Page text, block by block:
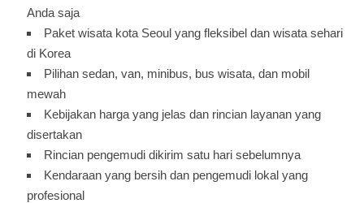
Anda saja
Paket wisata kota Seoul yang fleksibel dan wisata sehari
di Korea
Pilihan sedan, van, minibus, bus wisata, dan mobil
mewah
Kebijakan harga yang jelas dan rincian layanan yang
disertakan
Rincian pengemudi dikirim satu hari sebelumnya
Kendaraan yang bersih dan pengemudi lokal yang
profesional